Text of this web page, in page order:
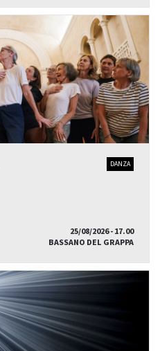
DANZA
25/08/2026 - 17.00
BASSANO DEL GRAPPA